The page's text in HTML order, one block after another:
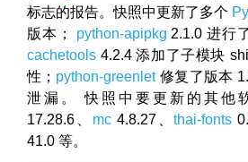
标志的报告。快照中更新了多个
版本； python-apipkg 2.1.0 进行
cachetools 4.2.4 添加了子模块
性； python-greenlet修复了版本
泄漏。 快照中要更新的其他
17.28.6、 mc4.8.27、thai-fonts
41.0 等。